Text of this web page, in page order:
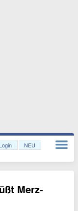
Login NEU
Merz-